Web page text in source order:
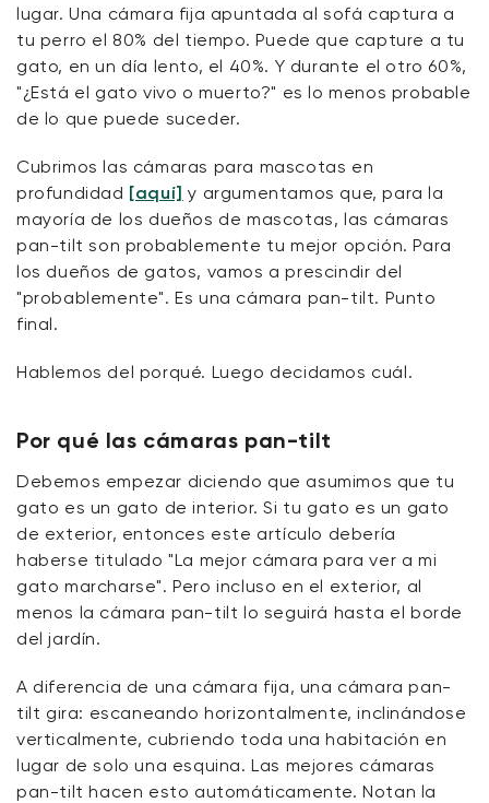
lugar. Una cámara fija apuntada al sofá captura a
tu perro el 80% del tiempo. Puede que capture a tu
gato, en un día lento, el 40%. Y durante el otro 60%,
"¿Está el gato vivo o muerto?" es lo menos probable
de lo que puede suceder.
Cubrimos las cámaras para mascotas en
profundidad [aquí] y argumentamos que, para la
mayoría de los dueños de mascotas, las cámaras
pan-tilt son probablemente tu mejor opción. Para
los dueños de gatos, vamos a prescindir del
"probablemente". Es una cámara pan-tilt. Punto
final.
Hablemos del porqué. Luego decidamos cuál.
Por qué las cámaras pan-tilt
Debemos empezar diciendo que asumimos que tu
gato es un gato de interior. Si tu gato es un gato
de exterior, entonces este artículo debería
haberse titulado "La mejor cámara para ver a mi
gato marcharse". Pero incluso en el exterior, al
menos la cámara pan-tilt lo seguirá hasta el borde
del jardín.
A diferencia de una cámara fija, una cámara pan-
tilt gira: escaneando horizontalmente, inclinándose
verticalmente, cubriendo toda una habitación en
lugar de solo una esquina. Las mejores cámaras
pan-tilt hacen esto automáticamente. Notan la